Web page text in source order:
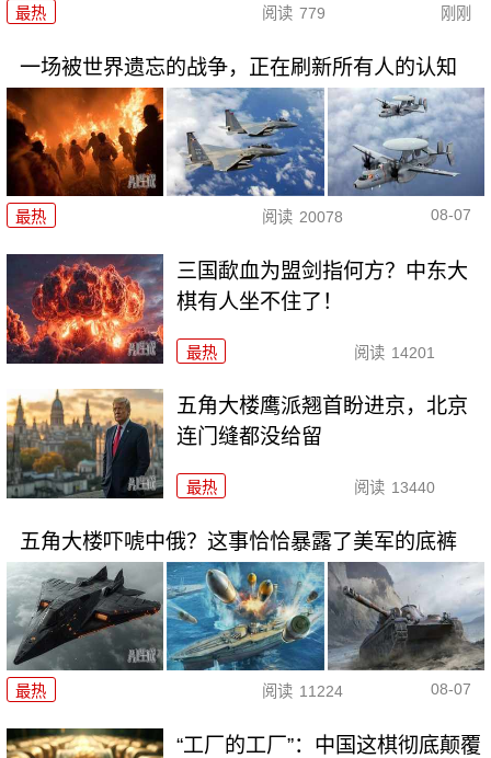
最热 阅读 779 刚刚
一场被世界遗忘的战争，正在刷新所有人的认知
最热 阅读 20078 08-07
三国歃血为盟剑指何方？中东大
棋有人坐不住了！
最热 阅读 14201
五角大楼鹰派翘首盼进京，北京
连门缝都没给留
最热 阅读 13440
五角大楼吓唬中俄？这事恰恰暴露了美军的底裤
最热 阅读 11224 08-07
“工厂的工厂”：中国这棋彻底颠覆